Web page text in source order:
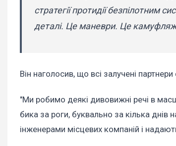
стратегії протидії безпілотним
деталі. Це маневри. Це камуфляж.
Він наголосив, що всі залучені
"Ми робимо деякі дивовижні речі в
бика за роги, буквально за кілька
інженерами місцевих компаній і